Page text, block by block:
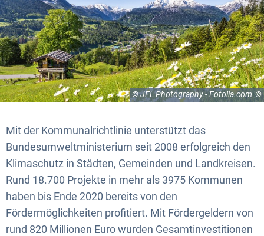
© JFL Photography - Fotolia.com
Mit der Kommunalrichtlinie unterstützt das
Bundesumweltministerium seit 2008 erfolgreich den
Klimaschutz in Städten, Gemeinden und Landkreisen.
Rund 18.700 Projekte in mehr als 3975 Kommunen
haben bis Ende 2020 bereits von den
Fördermöglichkeiten profitiert. Mit Fördergeldern von
rund 820 Millionen Euro wurden Gesamtinvestitionen